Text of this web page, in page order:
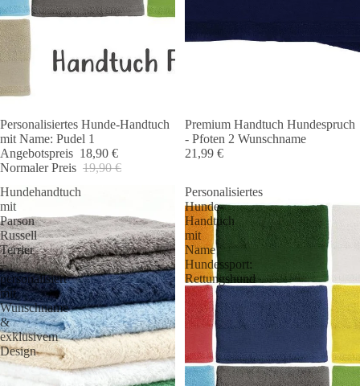
Angebot 🐾
Personalisiertes Hunde-Handtuch
mit Name: Pudel 1
Angebotspreis 18,90 €
Normaler Preis 19,90 €
Premium Handtuch Hundespruch
- Pfoten 2 Wunschname
21,99 €
Hundehandtuch
mit
Parson
Russell
Terrier
–
personalisiert
mit
Wunschname
&
exklusivem
Design
Personalisiertes
Hunde-
Handtuch
mit
Name
Hundessport:
Rettungshund